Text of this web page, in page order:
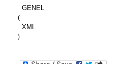
GENEL
(
XML
)